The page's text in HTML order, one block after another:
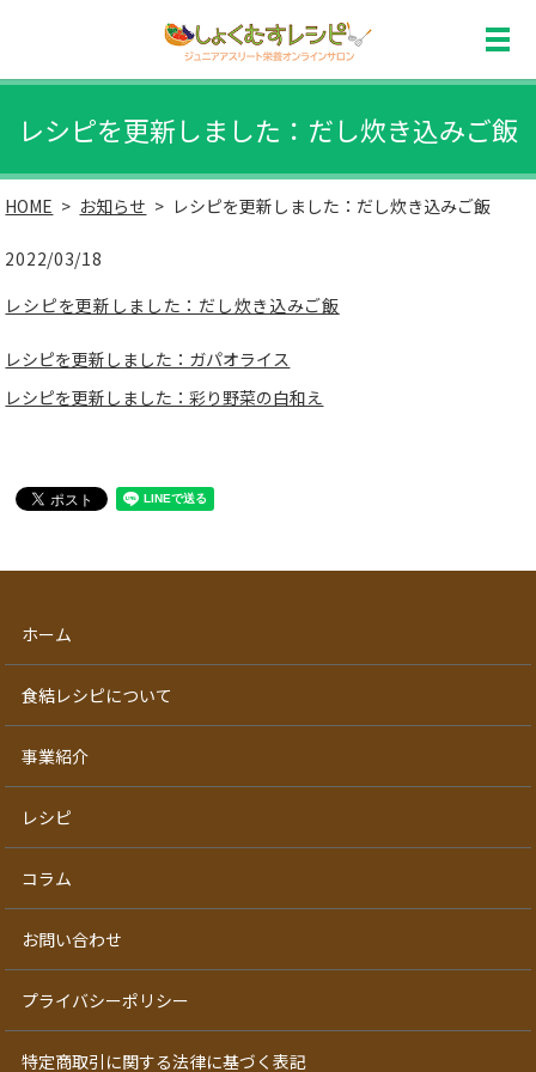
レシピを更新しました：だし炊き込みご飯
HOME お知らせ レシピを更新しました：だし炊き込みご飯
2022/03/18
レシピを更新しました：だし炊き込みご飯
レシピを更新しました：ガパオライス
レシピを更新しました：彩り野菜の白和え
ホーム
食結レシピについて
事業紹介
レシピ
コラム
お問い合わせ
プライバシーポリシー
特定商取引に関する法律に基づく表記